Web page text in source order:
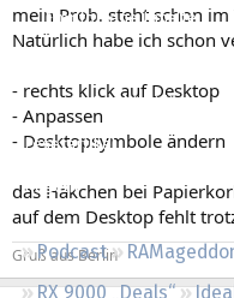
Empfohlene Inhalte
Neueste Aktivitäten
Leserartikel
Regeln
Podcast
RX 9000 „Deals“
mein Prob. steht schon im
Natürlich habe ich schon
- rechts klick auf Desktop
- Anpassen
- Desktopsymbole ändern
das Häkchen bei
auf dem Desktop fehlt
Gruß aus Berlin